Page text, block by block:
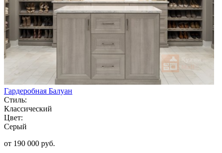
Гардеробная Балуан
Стиль:
Классический
Цвет:
Серый
от 190 000 руб.